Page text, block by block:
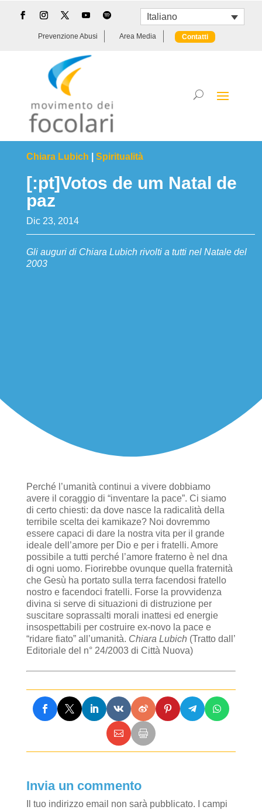
Italiano
Prevenzione Abusi Area Media Contatti
Chiara Lubich Spiritualità
[:pt]Votos de um Natal de
paz
Dic 23, 2014
Gli auguri di Chiara Lubich rivolti a tutti nel Natale del
2003
Perché l’umanità continui a vivere dobbiamo
avere il coraggio di “inventare la pace”. Ci siamo
di certo chiesti: da dove nasce la radicalità della
terribile scelta dei kamikaze? Noi dovremmo
essere capaci di dare la nostra vita per il grande
ideale dell’amore per Dio e per i fratelli. Amore
possibile a tutti perché l’amore fraterno è nel dna
di ogni uomo. Fiorirebbe ovunque quella fraternità
che Gesù ha portato sulla terra facendosi fratello
nostro e facendoci fratelli. Forse la provvidenza
divina si serve di situazioni di distruzione per
suscitare soprassalti morali inattesi ed energie
insospettabili per costruire ex-novo la pace e
“ridare fiato” all’umanità. Chiara Lubich (Tratto dall’
Editoriale del n° 24/2003 di Città Nuova)
Invia un commento
Il tuo indirizzo email non sarà pubblicato.
I campi